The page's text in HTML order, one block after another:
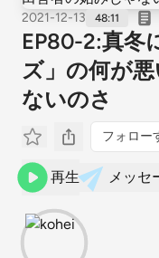
2021-12-13 48:11
EP80-2:真冬
ズ」の何が
ないのさ
フォロー
再生 メッセ